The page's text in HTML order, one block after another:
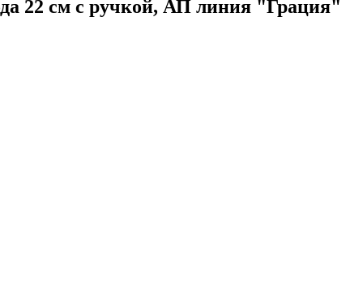
22 см с ручкой, АП линия "Грация"